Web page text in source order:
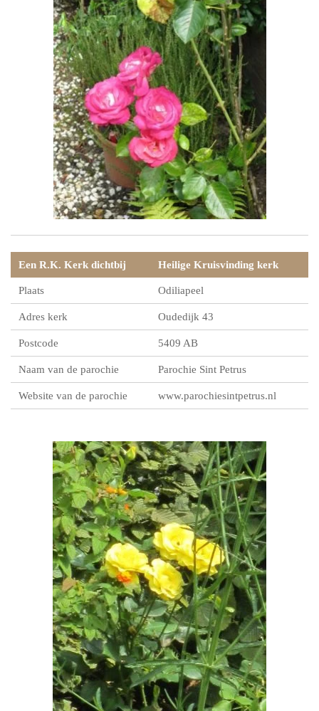
Een R.K. Kerk dichtbij Heilige Kruisvinding kerk
Plaats Odiliapeel
Adres kerk Oudedijk 43
Postcode 5409 AB
Naam van de parochie Parochie Sint Petrus
Website van de parochie www.parochiesintpetrus.nl